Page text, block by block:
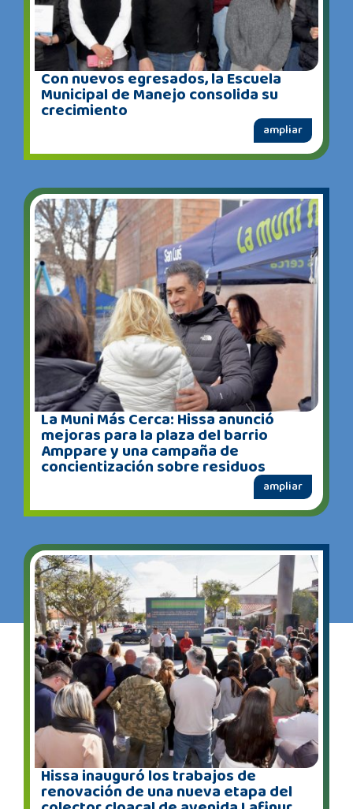
Con nuevos egresados, la Escuela
Municipal de Manejo consolida su
crecimiento
ampliar
La Muni Más Cerca: Hissa anunció
mejoras para la plaza del barrio
Amppare y una campaña de
concientización sobre residuos
ampliar
Hissa inauguró los trabajos de
renovación de una nueva etapa del